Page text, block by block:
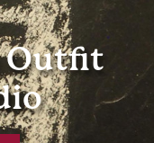
Outfit